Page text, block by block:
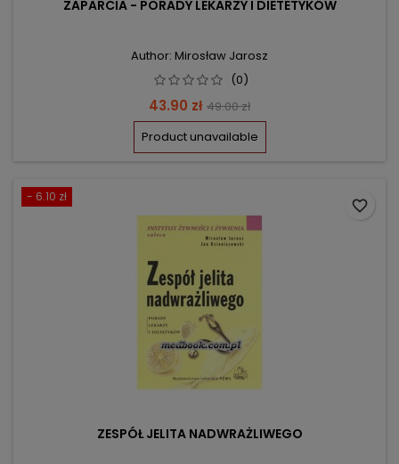
ZAPARCIA - PORADY LEKARZY I DIETETYKÓW
Author: Mirosław Jarosz
(0)
Price
43.90 zł Regular
price
49.00 zł
Product unavailable
- 6.10 zł
ZESPÓŁ JELITA NADWRAŻLIWEGO
favorite_border